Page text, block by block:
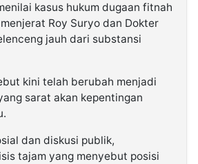
kasus hukum dugaan fitnah
Roy Suryo dan Dokter
jauh dari substansi
kini telah berubah menjadi
sarat akan kepentingan
dan diskusi publik,
tajam yang menyebut posisi